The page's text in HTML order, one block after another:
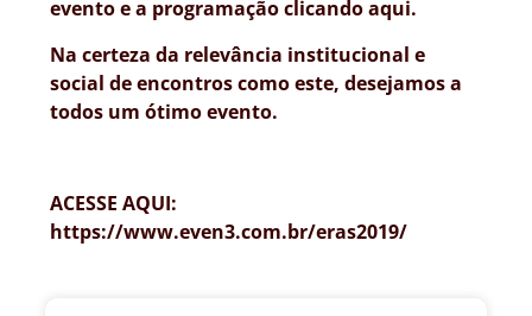
evento e a programação clicando aqui.
Na certeza da relevância institucional e
social de encontros como este, desejamos a
todos um ótimo evento.
ACESSE AQUI:
https://www.even3.com.br/eras2019/